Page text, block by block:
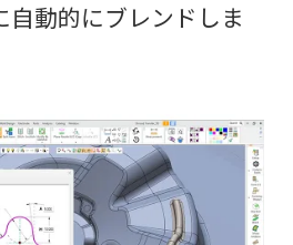
自動的にブレンドしま